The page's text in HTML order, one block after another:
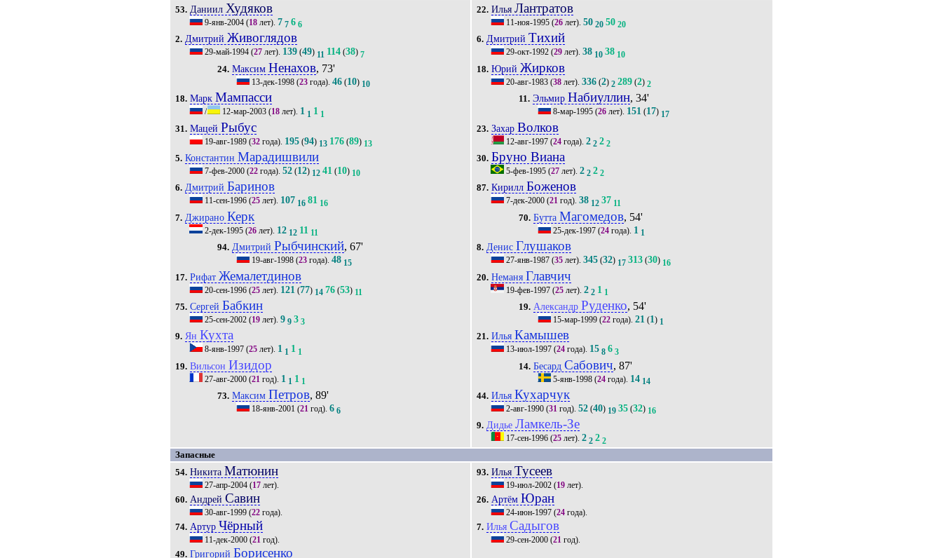
53. Даниил Худяков
9-янв-2004 (18 лет).7 7 6 6
2. ДмитрийЖивоглядов
29-май-1994 (27 лет). 139 (49) 11 114 (38) 7
24. Максим Ненахов, 73'
13-дек-1998(23года). 46(10) 10
18. Марк Мампасси
/ 12-мар-2003 (18 лет). 1 1 1 1
31. Мацей Рыбус
19-авг-1989 (32 года). 195 (94) 13 176 (89) 13
5. Константин Марадишвили
7-фев-2000 (22 года).52 (12) 12 41 (10) 10
6. ДмитрийБаринов
11-сен-1996 (25 лет). 107 16 81 16
7. Джирано Керк
2-дек-1995 (26 лет). 12 12 11 11
94. Дмитрий Рыбчинский, 67'
19-авг-1998(23года). 48 15
17. Рифат Жемалетдинов
20-сен-1996 (25 лет). 121 (77) 14 76 (53) 11
75. Сергей Бабкин
25-сен-2002 (19 лет).9 9 3 3
9. ЯнКухта
8-янв-1997 (25 лет). 1 1 1 1
19. Вильсон Изидор
27-авг-2000 (21 год). 1 1 1 1
73. Максим Петров, 89'
18-янв-2001 (21год). 6 6
22. ИльяЛантратов
11-ноя-1995 (26 лет).50 20 50 20
6. ДмитрийТихий
29-окт-1992 (29 лет).38 10 38 10
18. Юрий Жирков
20-авг-1983 (38 лет).336 (2) 2 289 (2) 2
11. Эльмир Набиуллин, 34'
8-мар-1995(26лет). 151(17) 17
23. Захар Волков
12-авг-1997 (24 года).2 2 2 2
30. Бруно Виана
5-фев-1995 (27 лет).2 2 2 2
87. КириллБоженов
7-дек-2000 (21 год).38 12 37 11
70. Бутта Магомедов, 54'
25-дек-1997(24года). 1 1
8. Денис Глушаков
27-янв-1987 (35 лет).345 (32) 17 313 (30) 16
20. Неманя Главчич
19-фев-1997 (25 лет).2 2 1 1
19. Александр Руденко, 54'
15-мар-1999(22года). 21(1) 1
21. ИльяКамышев
13-июл-1997 (24 года). 15 8 6 3
14. БесардСабович, 87'
5-янв-1998(24года). 14 14
44. Илья Кухарчук
2-авг-1990 (31 год).52 (40) 19 35 (32) 16
9. ДидьеЛамкель-Зе
17-сен-1996 (25 лет).2 2 2 2
Запасные
54. Никита Матюнин
27-апр-2004 (17 лет).
60. АндрейСавин
30-авг-1999 (22 года).
74. Артур Чёрный
11-дек-2000 (21 год).
49. Григорий Борисенко
93. ИльяТусеев
19-июл-2002 (19 лет).
26. Артём Юран
24-июн-1997 (24 года).
7. ИльяСадыгов
29-сен-2000 (21 год).